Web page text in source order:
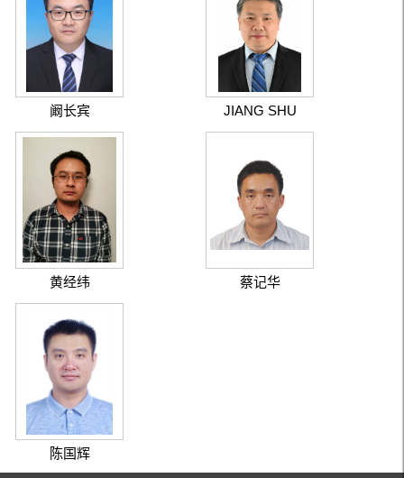
阚长宾 JIANG SHU
黄经纬 蔡记华
陈国辉